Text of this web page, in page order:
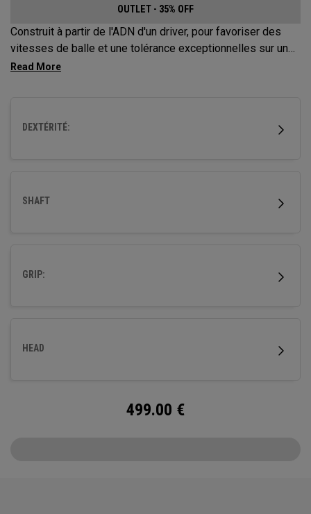
OUTLET - 35% OFF
Construit à partir de l'ADN d'un driver, pour favoriser des
vitesses de balle et une tolérance exceptionnelles sur une
variété de coups.
DEXTÉRITÉ:
SHAFT
GRIP:
HEAD
499.00 €